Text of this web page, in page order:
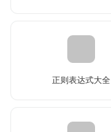
正则表达式大全